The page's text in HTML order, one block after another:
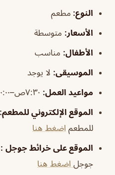
النوع: مطعم
الأسعار: متوسطة
الأطفال: مناسب
الموسيقى: لا يوجد
مواعيد العمل:
الموقع الإلكتروني للمطعم:
للمطعم اضغط هنا
الموقع على خرائط جوجل :
جوجل اضغط هنا